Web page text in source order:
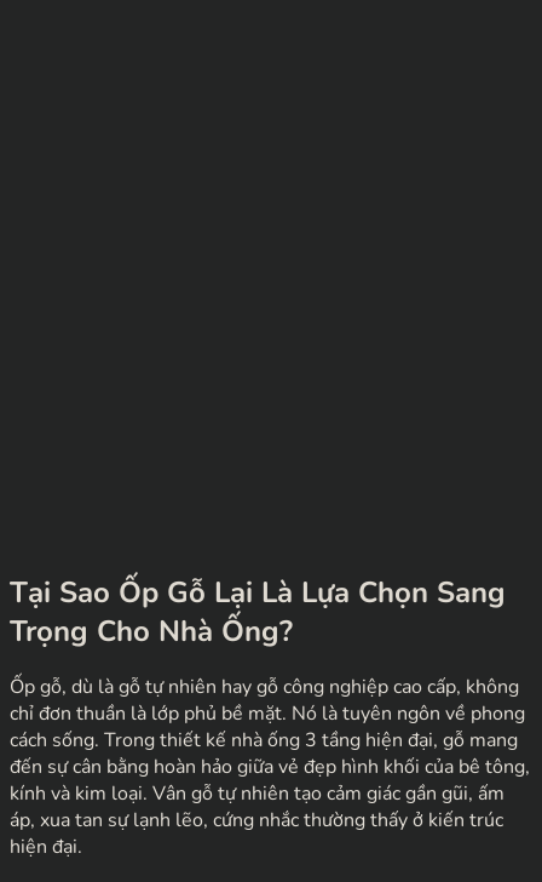
Tại Sao Ốp Gỗ Lại Là Lựa Chọn Sang
Trọng Cho Nhà Ống?
Ốp gỗ, dù là gỗ tự nhiên hay gỗ công nghiệp cao cấp, không
chỉ đơn thuần là lớp phủ bề mặt. Nó là tuyên ngôn về phong
cách sống. Trong thiết kế nhà ống 3 tầng hiện đại, gỗ mang
đến sự cân bằng hoàn hảo giữa vẻ đẹp hình khối của bê tông,
kính và kim loại. Vân gỗ tự nhiên tạo cảm giác gần gũi, ấm
áp, xua tan sự lạnh lẽo, cứng nhắc thường thấy ở kiến trúc
hiện đại.